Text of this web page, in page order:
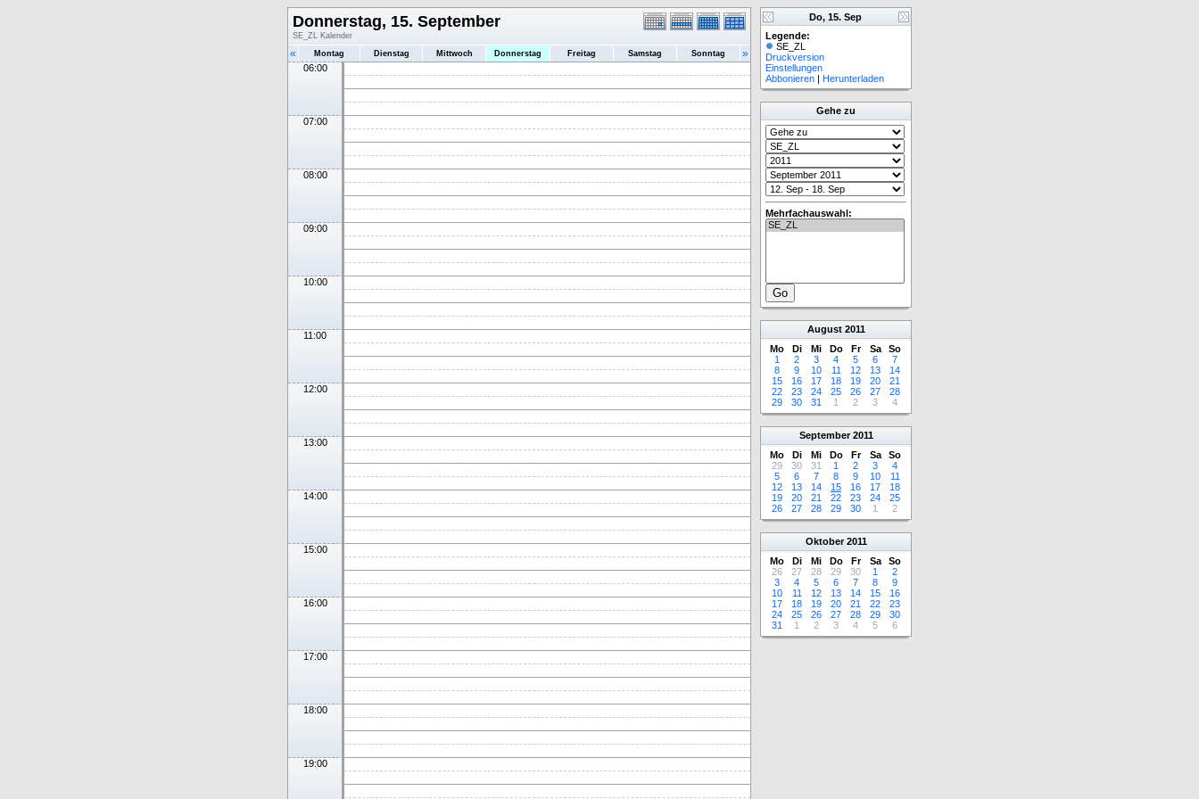
Donnerstag, 15. September
SE_ZL Kalender
« Montag Dienstag Mittwoch Donnerstag Freitag Samstag Sonntag »
06:00
07:00
08:00
09:00
10:00
11:00
12:00
13:00
14:00
15:00
16:00
17:00
18:00
19:00
Do, 15. Sep
Legende:
SE_ZL
Druckversion
Einstellungen
Abbonieren | Herunterladen
Gehe zu
Mehrfachauswahl:
August 2011
Mo
Di Mi Do Fr Sa
So
1
2 3 4 5 6
7
8
9 10 11 12 13
14
15
16 17 18 19 20
21
22
23 24 25 26 27
28
29
30 31 1 2 3 4
September 2011
Mo
Di Mi Do Fr Sa
So
29
30 31 1 2 3
4
5
6 7 8 9 10
11
12
13 14 15 16 17
18
19
20 21 22 23 24
25
26
27 28 29 30 1 2
Oktober 2011
Mo
Di Mi Do Fr Sa
So
26
27 28 29 30 1
2
3
4 5 6 7 8
9
10
11 12 13 14 15
16
17
18 19 20 21 22
23
24
25 26 27 28 29
30
31
1 2 3 4 5 6